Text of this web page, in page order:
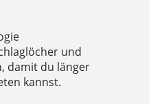
und
damit du länger
kannst.